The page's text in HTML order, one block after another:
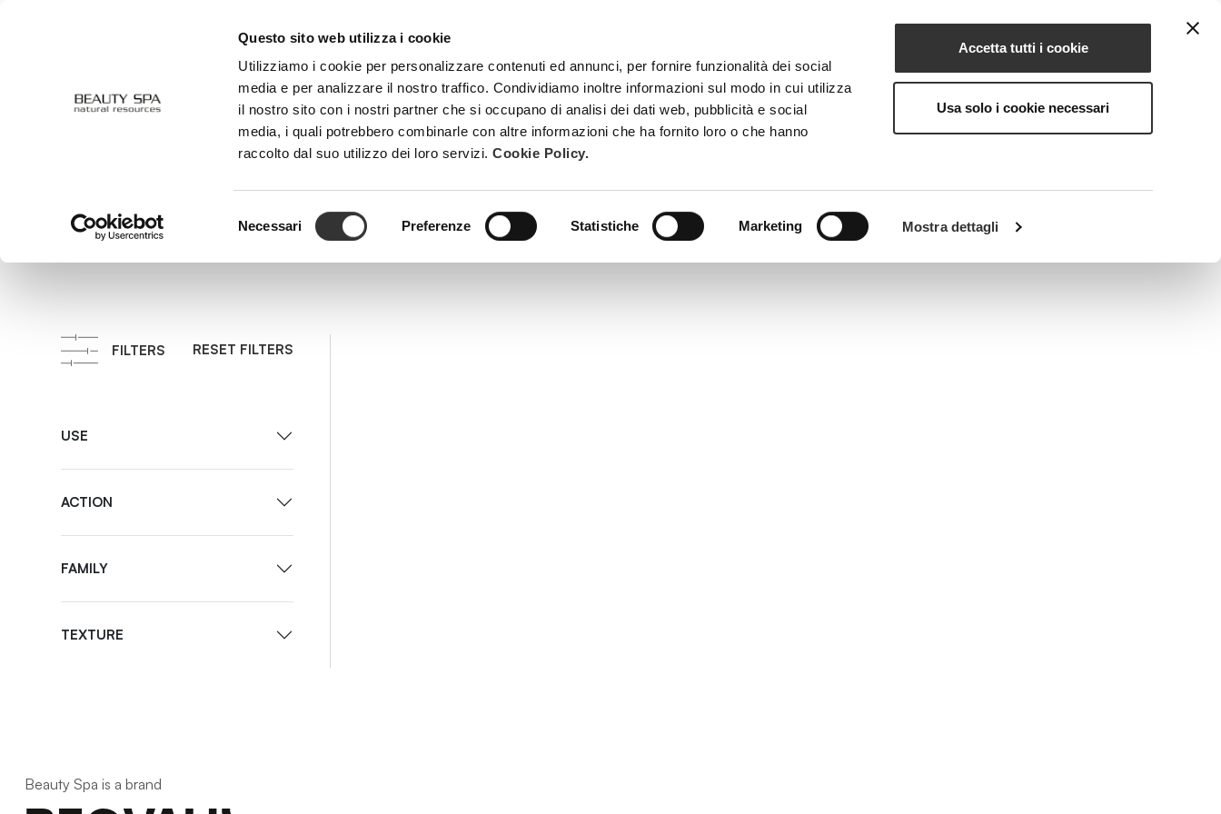
Questo sito web utilizza i cookie
Utilizziamo i cookie per personalizzare contenuti ed annunci, per fornire funzionalità dei social
media e per analizzare il nostro traffico. Condividiamo inoltre informazioni sul modo in cui utilizza
il nostro sito con i nostri partner che si occupano di analisi dei dati web, pubblicità e social
media, i quali potrebbero combinarle con altre informazioni che ha fornito loro o che hanno
raccolto dal suo utilizzo dei loro servizi.Cookie Policy.
del
Necessari Preferenze Statistiche Marketing Mostra dettagli
Accetta tutti i cookie
Usa solo i cookie necessari
CONTACTS
Horse Chestnut Selected for its ability to decongest the skin, it strengthens capillaries and improves skin microcirculation.
FILTERS RESET FILTERS
USE
ACTION
FAMILY
TEXTURE
Beauty Spa is a brand